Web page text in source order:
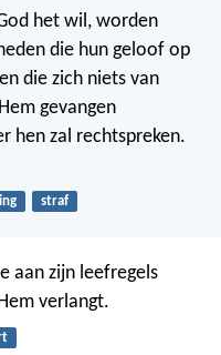
het wil, worden
die hun geloof op
die zich niets van
gevangen
hen zal rechtspreken.
straf
aan zijn leefregels
verlangt.